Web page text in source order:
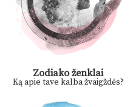
Zodiako ženklai
Ką apie tave kalba žvaigždės?